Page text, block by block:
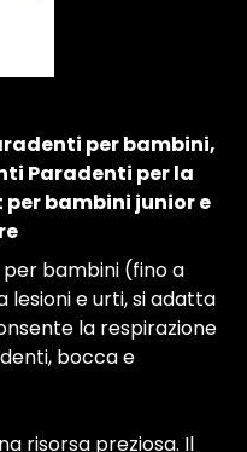
per bambini,
Paradenti per la
bambini junior e
per bambini (fino a
lesioni e urti, si adatta
la respirazione
bocca e
risorsa preziosa. Il